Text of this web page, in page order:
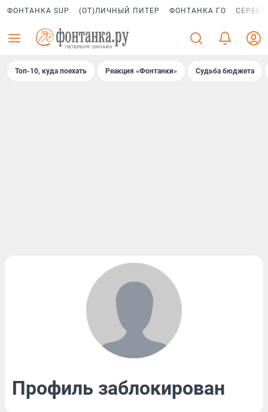
ФОНТАНКА SUP (ОТ)ЛИЧНЫЙ ПИТЕР ФОНТАНКА ГО
Топ-10, куда поехать Реакция «Фонтанки» Судьба бюджета
Профиль заблокирован